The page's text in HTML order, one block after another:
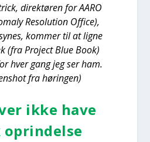
direk­tø­ren for AARO
Reso­lu­tion Offi­ce),
kom­mer til at lig­ne
(fra Pro­ject Blue Book)
hver gang jeg ser ham.
fra hørin­gen)
ikke have